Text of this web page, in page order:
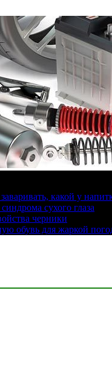
какой у
сухого глаза
черники
обувь для жаркой